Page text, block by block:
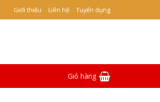
Giới thiệu Liên hệ Tuyển dụng
Giỏ hàng